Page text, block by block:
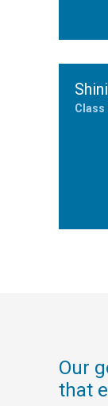
Class
Our
that